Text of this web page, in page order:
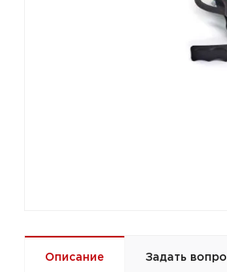
Описание Задать